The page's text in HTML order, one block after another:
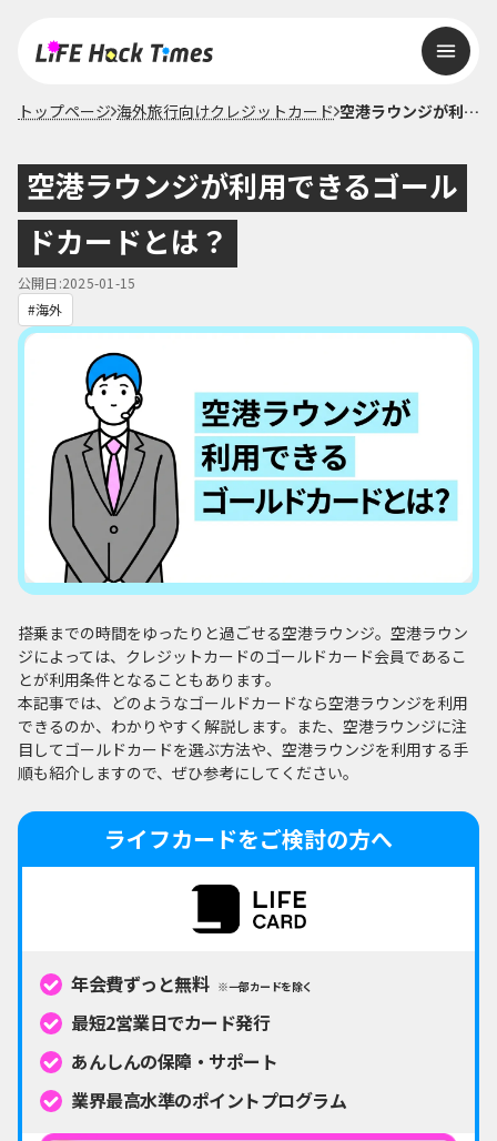
トップページ 海外旅行向けクレジットカード 空港ラウンジが利用できるゴールドカードとは？
空港ラウンジが利用できるゴール
ドカードとは？
公開日:2025-01-15
海外
搭乗までの時間をゆったりと過ごせる空港ラウンジ。空港ラウン
ジによっては、クレジットカードのゴールドカード会員であるこ
とが利用条件となることもあります。
本記事では、どのようなゴールドカードなら空港ラウンジを利用
できるのか、わかりやすく解説します。また、空港ラウンジに注
目してゴールドカードを選ぶ方法や、空港ラウンジを利用する手
順も紹介しますので、ぜひ参考にしてください。
ライフカードをご検討の方へ
年会費ずっと無料 ※一部カードを除く
最短2営業日でカード発行
あんしんの保障・サポート
業界最高水準のポイントプログラム